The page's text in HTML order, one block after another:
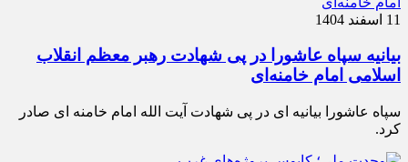
11 اسفند 1404
بیانیه سپاه عاشورا در پی شهادت رهبر معظم انقلاب
اسلامی امام خامنه‌ای
سپاه عاشورا بیانیه ای در پی شهادت آیت الله امام خامنه ای صادر
کرد.